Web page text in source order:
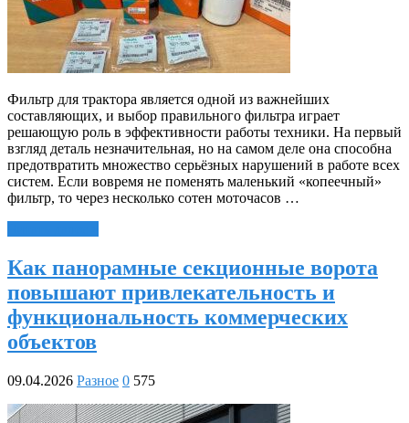
Фильтр для трактора является одной из важнейших
составляющих, и выбор правильного фильтра играет
решающую роль в эффективности работы техники. На первый
взгляд деталь незначительная, но на самом деле она способна
предотвратить множество серьёзных нарушений в работе всех
систем. Если вовремя не поменять маленький «копеечный»
фильтр, то через несколько сотен моточасов …
Как панорамные секционные ворота
повышают привлекательность и
функциональность коммерческих
объектов
09.04.2026 Разное 0 575